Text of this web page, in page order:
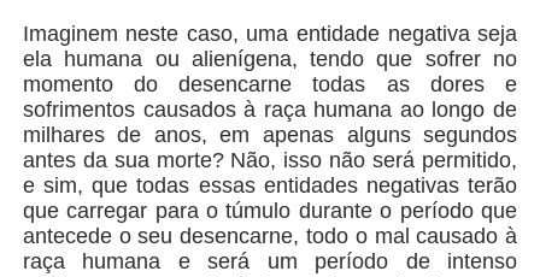
Imaginem neste caso, uma entidade negativa seja
ela humana ou alienígena, tendo que sofrer no
momento do desencarne todas as dores e
sofrimentos causados à raça humana ao longo de
milhares de anos, em apenas alguns segundos
antes da sua morte? Não, isso não será permitido,
e sim, que todas essas entidades negativas terão
que carregar para o túmulo durante o período que
antecede o seu desencarne, todo o mal causado à
raça humana e será um período de intenso